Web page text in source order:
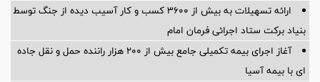
ارائه تسهیلات به بیش از ۳۶۰۰ کسب و کار آسیب دیده از جنگ توسط
بنیاد برکت ستاد اجرائی فرمان امام
آغاز اجرای بیمه تکمیلی جامع بیش از ۲۰۰ هزار راننده حمل و نقل جاده
ای با بیمه آسیا